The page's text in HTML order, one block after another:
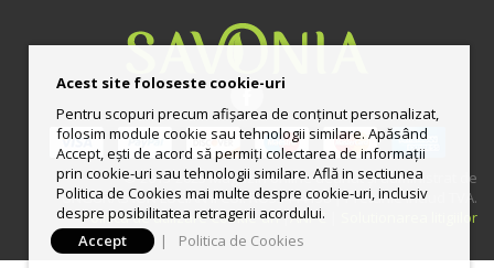
© 2013-2025 Magazin online deţinut şi administrat de
UNGURAS ION LUCIAN II CUI: RO33444158 | Preturile includ TVA.
Politica de utilizare Cookie-uri|ANPC Solutionarea litigiilor
Acest site foloseste cookie-uri
Pentru scopuri precum afișarea de conținut personalizat,
folosim module cookie sau tehnologii similare. Apăsând
Accept, ești de acord să permiți colectarea de informații
prin cookie-uri sau tehnologii similare. Află in sectiunea
Politica de Cookies mai multe despre cookie-uri, inclusiv
despre posibilitatea retragerii acordului.
Accept
| Politica de Cookies